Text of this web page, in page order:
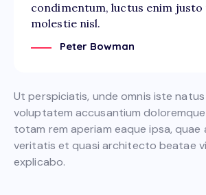
condimentum, luctus enim justo
molestie nisl.
Peter Bowman
Ut perspiciatis, unde omnis iste
voluptatem accusantium
totam rem aperiam eaque ipsa, quae
veritatis et quasi architecto beatae
explicabo.